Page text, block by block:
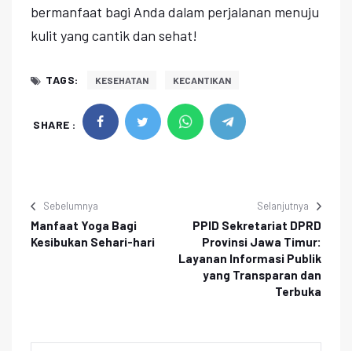
bermanfaat bagi Anda dalam perjalanan menuju
kulit yang cantik dan sehat!
TAGS: KESEHATAN KECANTIKAN
SHARE :
Sebelumnya
Manfaat Yoga Bagi
Kesibukan Sehari-hari
Selanjutnya
PPID Sekretariat DPRD
Provinsi Jawa Timur:
Layanan Informasi Publik
yang Transparan dan
Terbuka